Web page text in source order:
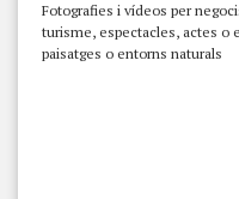
Fotografies i vídeos per
turisme, espectacles, actes o
paisatges o entorns naturals